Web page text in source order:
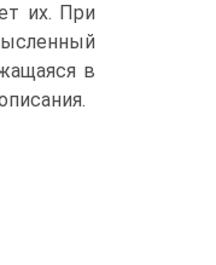
их. При
в